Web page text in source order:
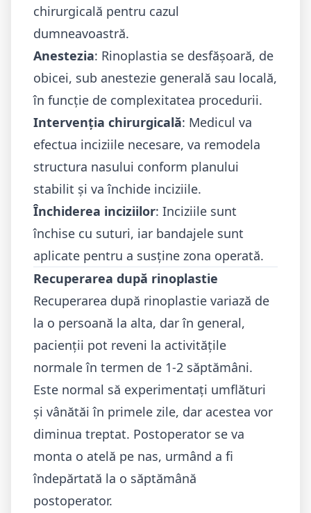
chirurgicală pentru cazul
dumneavoastră.
Anestezia: Rinoplastia se desfășoară, de
obicei, sub anestezie generală sau locală,
în funcție de complexitatea procedurii.
Intervenția chirurgicală: Medicul va
efectua inciziile necesare, va remodela
structura nasului conform planului
stabilit și va închide inciziile.
Închiderea inciziilor: Inciziile sunt
închise cu suturi, iar bandajele sunt
aplicate pentru a susține zona operată.
Recuperarea după rinoplastie
Recuperarea după rinoplastie variază de
la o persoană la alta, dar în general,
pacienții pot reveni la activitățile
normale în termen de 1-2 săptămâni.
Este normal să experimentați umflături
și vânătăi în primele zile, dar acestea vor
diminua treptat. Postoperator se va
monta o atelă pe nas, urmând a fi
îndepărtată la o săptămână
postoperator.